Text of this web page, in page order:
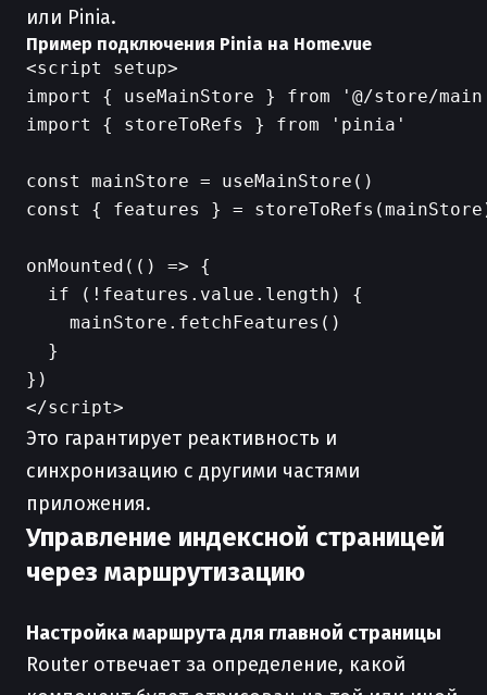
или Pinia.
Пример подключения Pinia на Home.vue
<script setup>
import { useMainStore } from '@/store/
import { storeToRefs } from 'pinia'
const mainStore = useMainStore()
const { features } =
onMounted(() => {
  if (!features.value.length) {
    mainStore.fetchFeatures()
  }
})
Это гарантирует реактивность и
синхронизацию с другими частями
приложения.
Управление индексной страницей
через маршрутизацию
Настройка маршрута для главной страницы
Rоuter отвечает за определение, какой